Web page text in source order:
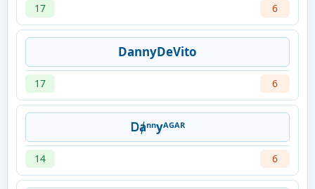
17 6
DannyDeVito
17 6
Ꭰⱥⁿⁿyᴬᴳᴬᴿ
14 6